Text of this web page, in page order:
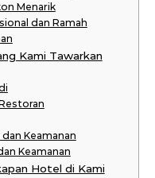
Menarik
dan Ramah
Kami Tawarkan
Keamanan
Keamanan
Hotel di Kami